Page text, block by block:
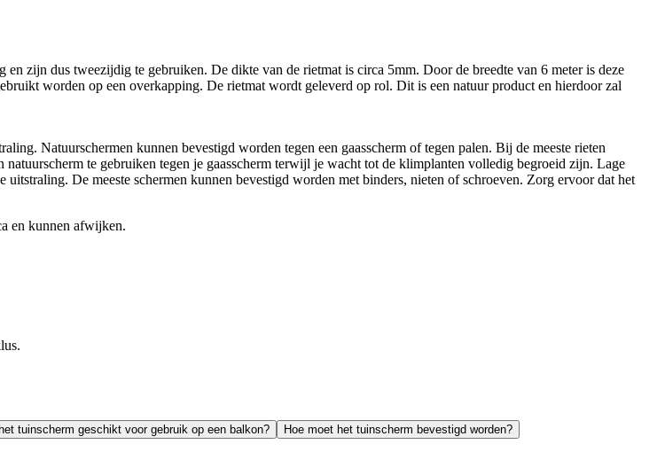
zijn dus tweezijdig te gebruiken. De dikte van de rietmat is circa 5mm. Door de breedte van 6 meter is deze
worden op een overkapping. De rietmat wordt geleverd op rol. Dit is een natuur product en hierdoor zal
Natuurschermen kunnen bevestigd worden tegen een gaasscherm of tegen palen. Bij de meeste rieten
te gebruiken tegen je gaasscherm terwijl je wacht tot de klimplanten volledig begroeid zijn. Lage
De meeste schermen kunnen bevestigd worden met binders, nieten of schroeven. Zorg ervoor dat het
en kunnen afwijken.
tuinscherm geschikt voor gebruik op een balkon?
Hoe moet het tuinscherm bevestigd worden?